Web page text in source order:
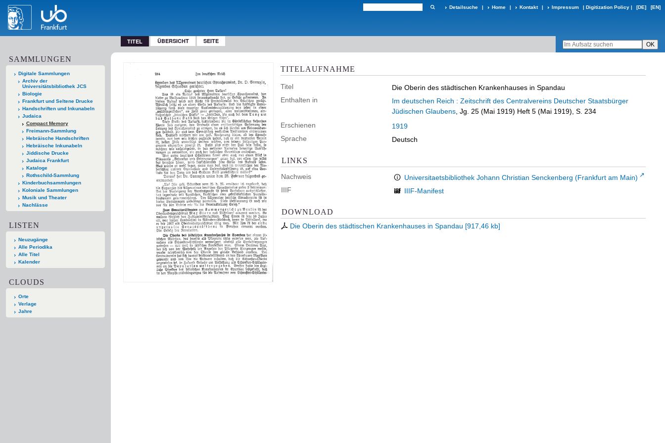
Detailsuche | Home | Kontakt | Impressum | Digitization Policy | [DE] [EN]
TITEL ÜBERSICHT SEITE
SAMMLUNGEN
Digitale Sammlungen
Archiv der
Universitätsbibliothek JCS
Biologie
Frankfurt und Seltene Drucke
Handschriften und Inkunabeln
Judaica
Compact Memory
Freimann-Sammlung
Hebräische Handschriften
Hebräische Inkunabeln
Jiddische Drucke
Judaica Frankfurt
Kataloge
Rothschild-Sammlung
Kinderbuchsammlungen
Koloniale Sammlungen
Musik und Theater
Nachlässe
LISTEN
Neuzugänge
Alle Periodika
Alle Titel
Kalender
CLOUDS
Orte
Verlage
Jahre
TITELAUFNAHME
Titel
Die Oberin des städtischen Krankenhauses in Spandau
Enthalten in
Im deutschen Reich : Zeitschrift des Centralvereins Deutscher Staatsbürger
Jüdischen Glaubens , Jg. 25 (Mai 1919) Heft 5 (Mai 1919), S. 234
Erschienen
1919
Sprache
Deutsch
LINKS
Nachweis
Universitaetsbibliothek Johann Christian Senckenberg (Frankfurt am Main)
IIIF
IIIF-Manifest
DOWNLOAD
Die Oberin des städtischen Krankenhauses in Spandau [917,46 kb]